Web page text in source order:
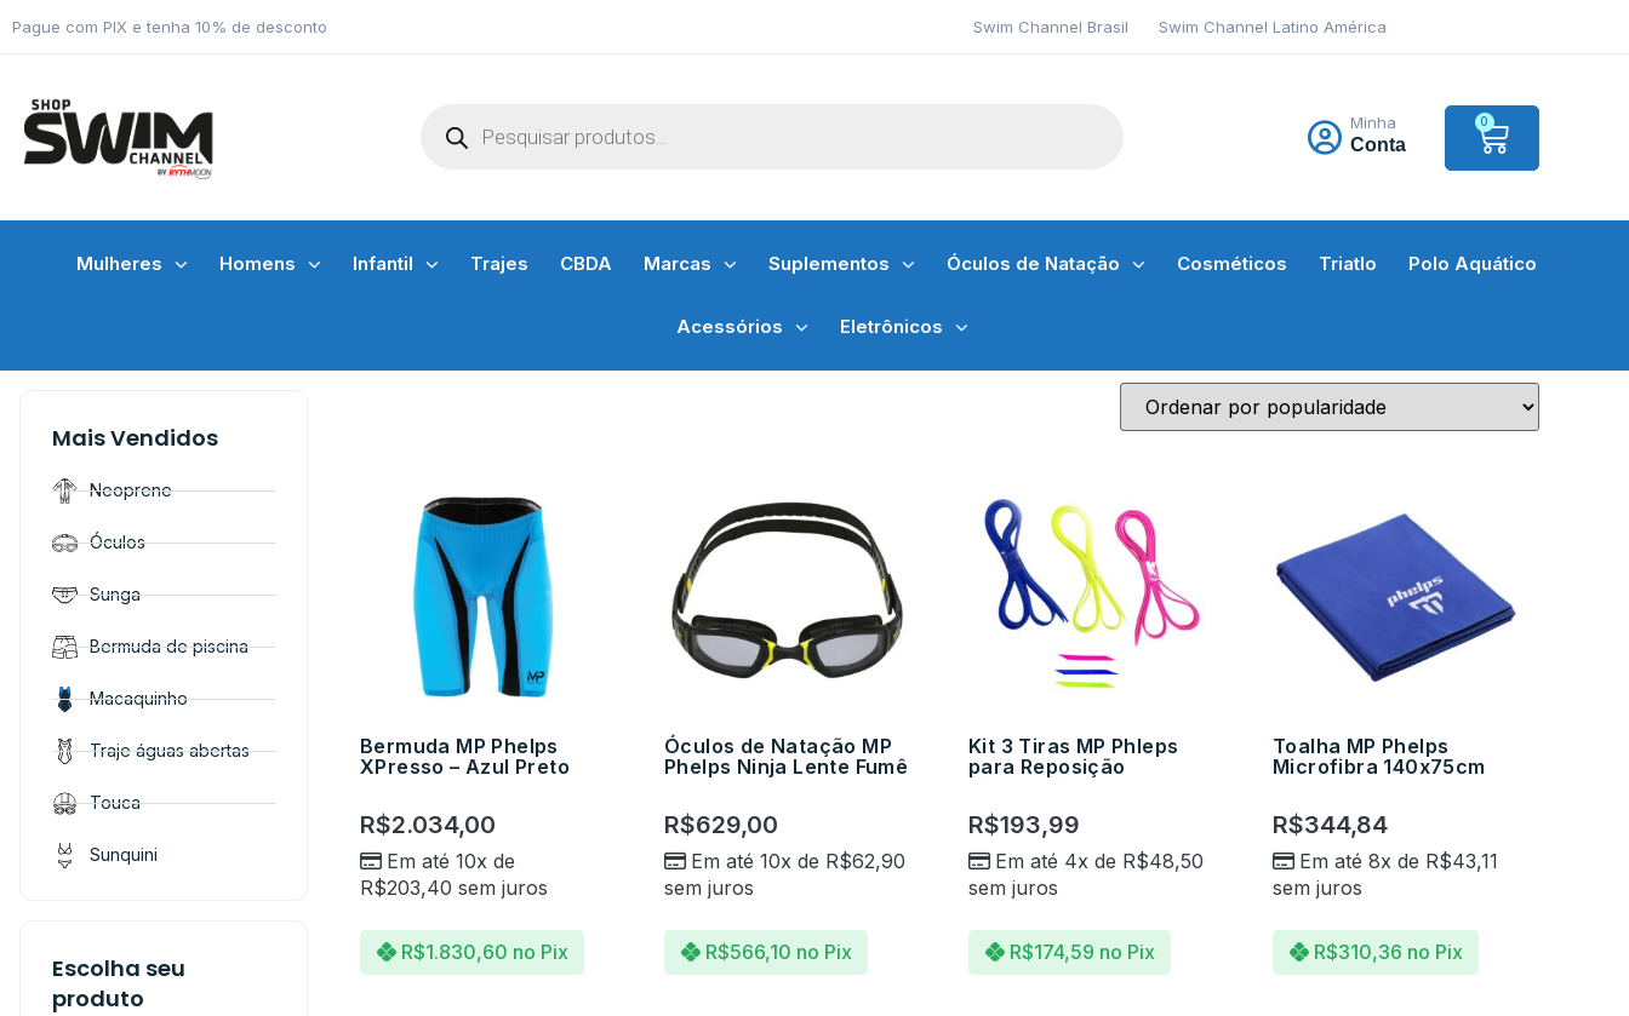
Pague com PIX e tenha 10% de desconto Swim Channel Brasil Swim Channel Latino América
Minha
Conta
0
Mulheres Homens Infantil Trajes CBDA Marcas Suplementos Óculos de Natação Cosméticos Triatlo Polo Aquático
Acessórios Eletrônicos
Mais Vendidos
Neoprene
Óculos
Sunga
Bermuda de piscina
Macaquinho
Traje águas abertas
Touca
Sunquini
Escolha seu
produto
Bermuda MP Phelps
XPresso – Azul Preto
R$2.034,00
Em até 10x de
R$203,40 sem juros
R$1.830,60 no Pix
Óculos de Natação MP
Phelps Ninja Lente Fumê
R$629,00
Em até 10x de R$62,90
sem juros
R$566,10 no Pix
Kit 3 Tiras MP Phleps
para Reposição
R$193,99
Em até 4x de R$48,50
sem juros
R$174,59 no Pix
Toalha MP Phelps
Microfibra 140x75cm
R$344,84
Em até 8x de R$43,11
sem juros
R$310,36 no Pix